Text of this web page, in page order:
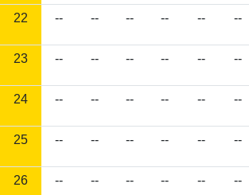
22 -- -- -- -- -- --
23 -- -- -- -- -- --
24 -- -- -- -- -- --
25 -- -- -- -- -- --
26 -- -- -- -- -- --